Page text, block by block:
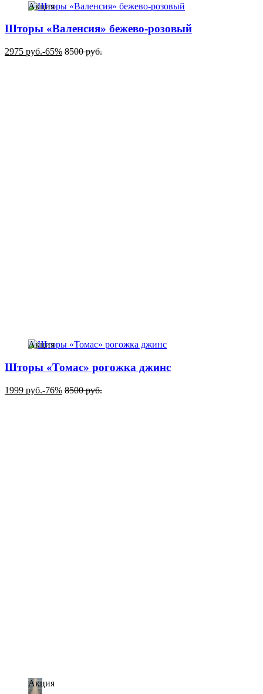
Акция
Шторы «Валенсия» бежево-розовый
2975 руб.-65% 8500руб.
Акция
Шторы «Томас» рогожка джинс
1999 руб.-76% 8500руб.
Акция